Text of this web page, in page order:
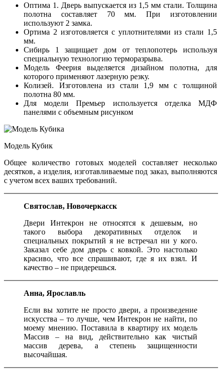
Оптима 1. Дверь выпускается из 1,5 мм стали. Толщина
полотна составляет 70 мм. При изготовлении
используют 2 замка.
Ортима 2 изготовляется с уплотнителями из стали 1,5
мм.
Сибирь 1 защищает дом от теплопотерь используя
специальную технологию терморазрыва.
Модель Феерия выделяется дизайном полотна, для
которого применяют лазерную резку.
Колизей. Изготовлена из стали 1,9 мм с толщиной
полотна 80 мм.
Для модели Премьер используется отделка МДФ
панелями с объемным рисунком
Модель Кубик
Общее количество готовых моделей составляет несколько
десятков, а изделия, изготавливаемые под заказ, выполняются
с учетом всех ваших требований.
Святослав, Новочеркасск
Двери Интекрон не относятся к дешевым, но
такого выбора декоративных отделок и
специальных покрытий я не встречал ни у кого.
Заказал себе дом дверь с ковкой. Это настолько
красиво, что все спрашивают, где я их взял. И
качество – не придерешься.
Анна, Ярославль
Если вы хотите не просто двери, а произведение
искусства – то лучше, чем Интекрон не найти, по
моему мнению. Поставила в квартиру их модель
Массив – на вид, действительно как чистый
массив дерева, а степень защищенности
высочайшая.